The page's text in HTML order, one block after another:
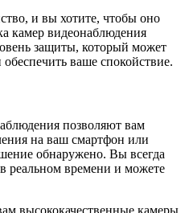
и вы хотите, чтобы оно
камер видеонаблюдения
защиты, который может
ваше спокойствие.
позволяют вам
на ваш смартфон или
обнаружено. Вы всегда
реальном времени и можете
высококачественные камеры